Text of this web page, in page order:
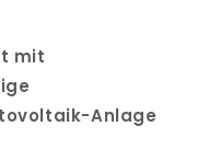
mit
Anlage